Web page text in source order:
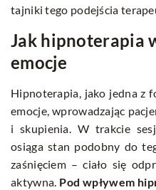
tajniki tego podejścia
Jak hipnoterapia
emocje
Hipnoterapia, jako jedna z
emocje, wprowadzając
i skupienia. W trakcie
osiąga stan podobny do
zaśnięciem – ciało się
aktywna. Pod wpływem